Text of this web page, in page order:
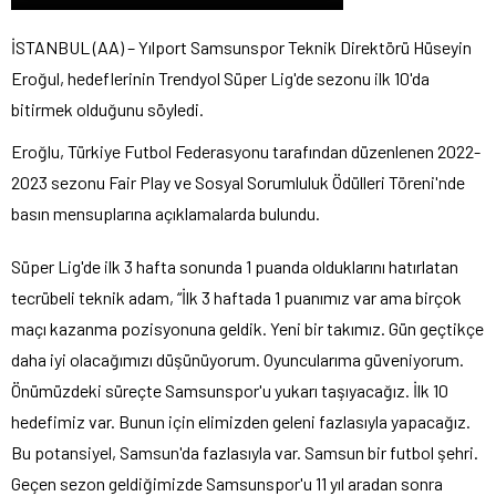
İSTANBUL (AA) – Yılport Samsunspor Teknik Direktörü Hüseyin
Eroğul, hedeflerinin Trendyol Süper Lig'de sezonu ilk 10'da
bitirmek olduğunu söyledi.
Eroğlu, Türkiye Futbol Federasyonu tarafından düzenlenen 2022-
2023 sezonu Fair Play ve Sosyal Sorumluluk Ödülleri Töreni'nde
basın mensuplarına açıklamalarda bulundu.
Süper Lig'de ilk 3 hafta sonunda 1 puanda olduklarını hatırlatan
tecrübeli teknik adam, “İlk 3 haftada 1 puanımız var ama birçok
maçı kazanma pozisyonuna geldik. Yeni bir takımız. Gün geçtikçe
daha iyi olacağımızı düşünüyorum. Oyuncularıma güveniyorum.
Önümüzdeki süreçte Samsunspor'u yukarı taşıyacağız. İlk 10
hedefimiz var. Bunun için elimizden geleni fazlasıyla yapacağız.
Bu potansiyel, Samsun'da fazlasıyla var. Samsun bir futbol şehri.
Geçen sezon geldiğimizde Samsunspor'u 11 yıl aradan sonra